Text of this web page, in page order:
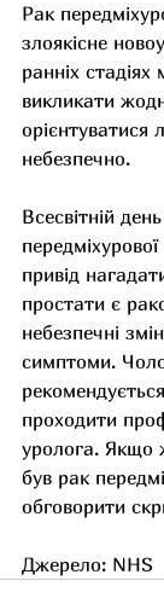
Рак
злоякісне
ранніх
викликати
небезпечно.
Всесвітній
привід
простати є
небезпечні
симптоми.
проходити
уролога. Якщо
був рак
обговорити
Джерело: NHS